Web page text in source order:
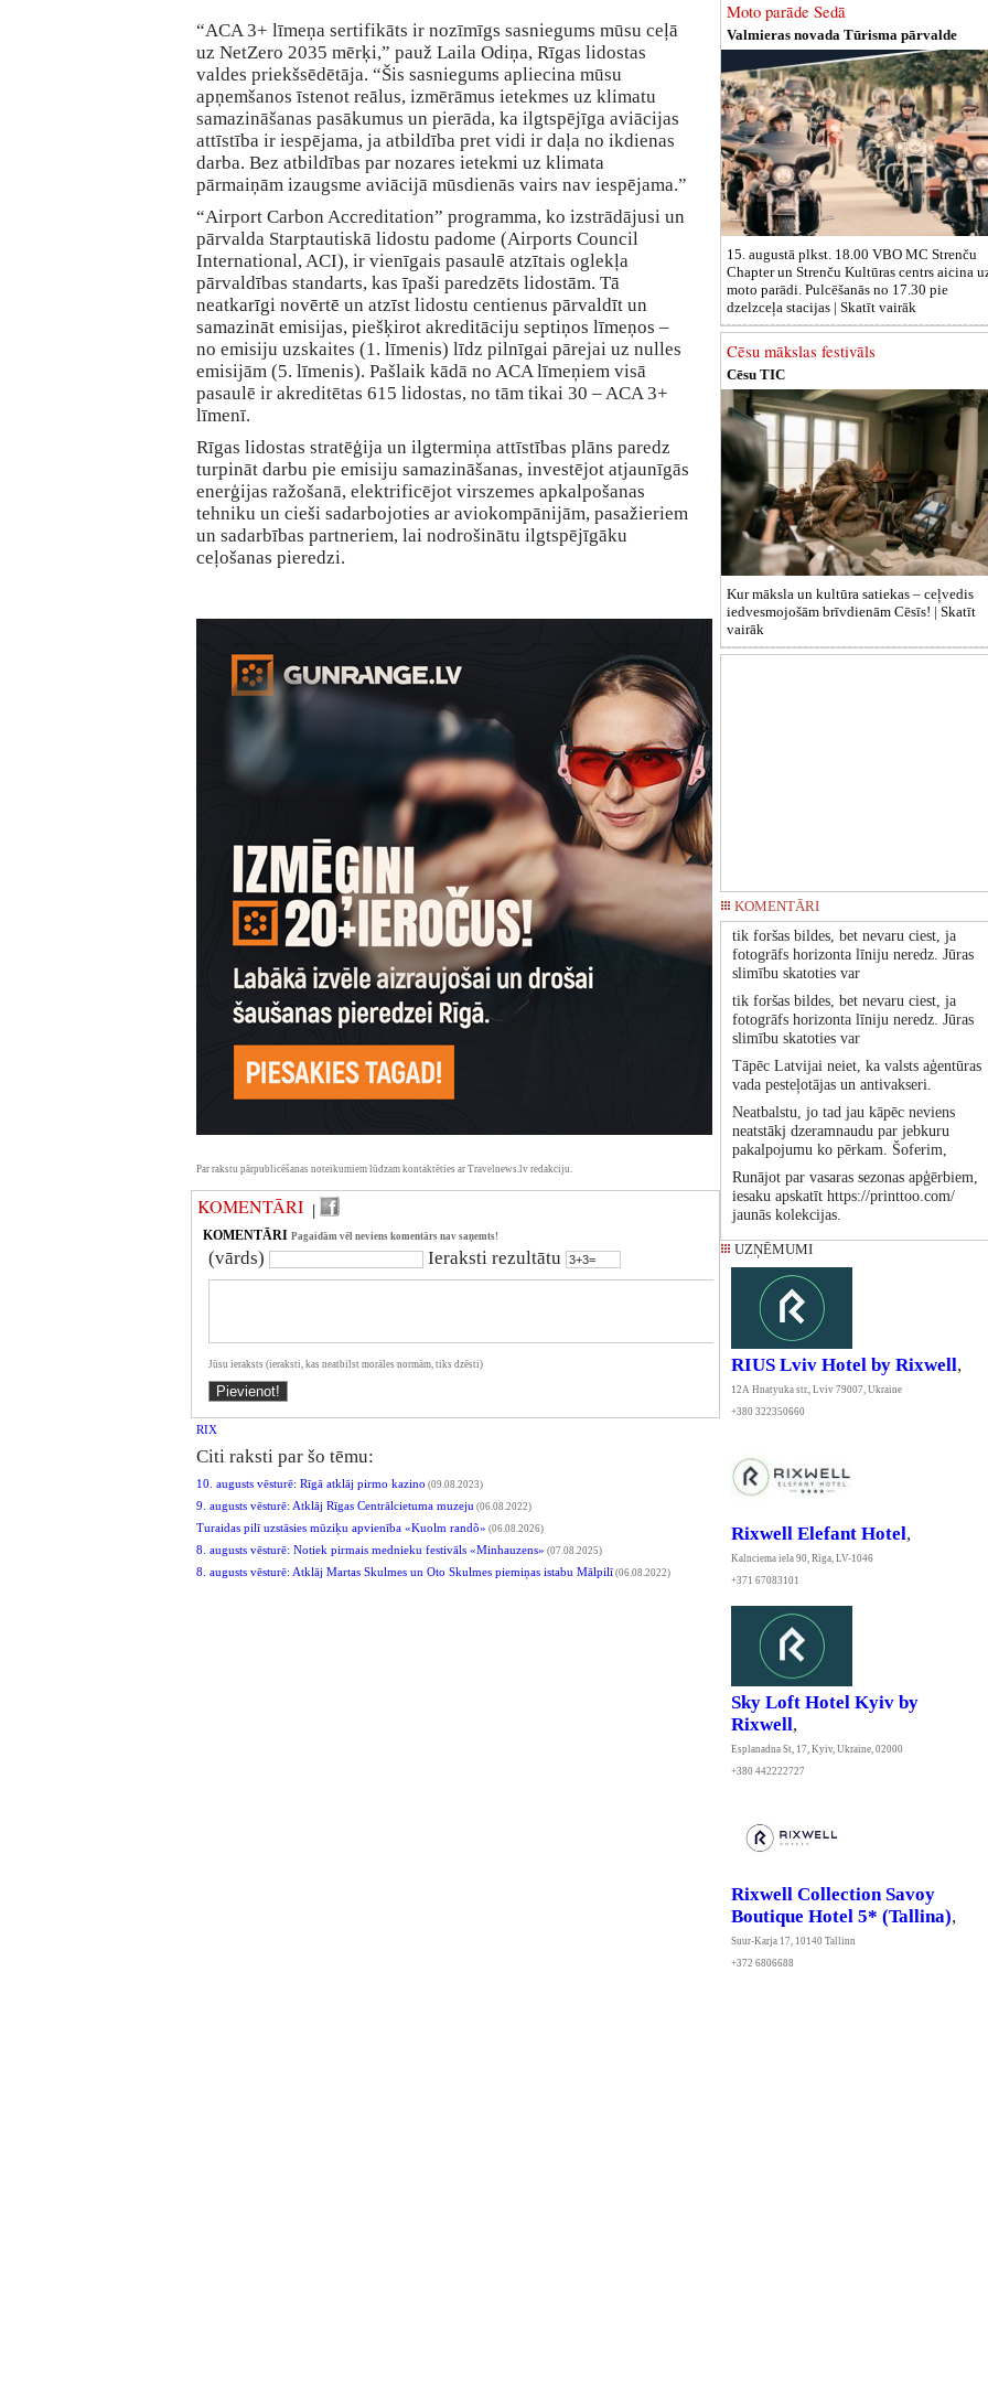
“ACA 3+ līmeņa sertifikāts ir nozīmīgs sasniegums mūsu ceļā
uz NetZero 2035 mērķi,” pauž Laila Odiņa, Rīgas lidostas
valdes priekšsēdētāja. “Šis sasniegums apliecina mūsu
apņemšanos īstenot reālus, izmērāmus ietekmes uz klimatu
samazināšanas pasākumus un pierāda, ka ilgtspējīga aviācijas
attīstība ir iespējama, ja atbildība pret vidi ir daļa no ikdienas
darba. Bez atbildības par nozares ietekmi uz klimata
pārmaiņām izaugsme aviācijā mūsdienās vairs nav iespējama.”
“Airport Carbon Accreditation” programma, ko izstrādājusi un
pārvalda Starptautiskā lidostu padome (Airports Council
International, ACI), ir vienīgais pasaulē atzītais oglekļa
pārvaldības standarts, kas īpaši paredzēts lidostām. Tā
neatkarīgi novērtē un atzīst lidostu centienus pārvaldīt un
samazināt emisijas, piešķirot akreditāciju septiņos līmeņos –
no emisiju uzskaites (1. līmenis) līdz pilnīgai pārejai uz nulles
emisijām (5. līmenis). Pašlaik kādā no ACA līmeņiem visā
pasaulē ir akreditētas 615 lidostas, no tām tikai 30 – ACA 3+
līmenī.
Rīgas lidostas stratēģija un ilgtermiņa attīstības plāns paredz
turpināt darbu pie emisiju samazināšanas, investējot atjaunīgās
enerģijas ražošanā, elektrificējot virszemes apkalpošanas
tehniku un cieši sadarbojoties ar aviokompānijām, pasažieriem
un sadarbības partneriem, lai nodrošinātu ilgtspējīgāku
ceļošanas pieredzi.
Par rakstu pārpublicēšanas noteikumiem lūdzam kontaktēties ar Travelnews.lv redakciju.
KOMENTĀRI |
KOMENTĀRI Pagaidām vēl neviens komentārs nav saņemts!
(vārds) Ieraksti rezultātu
Jūsu ieraksts (ieraksti, kas neatbilst morāles normām, tiks dzēsti)
RIX
Citi raksti par šo tēmu:
10. augusts vēsturē: Rīgā atklāj pirmo kazino (09.08.2023)
9. augusts vēsturē: Atklāj Rīgas Centrālcietuma muzeju (06.08.2022)
Turaidas pilī uzstāsies mūziķu apvienība «Kuolm randõ» (06.08.2026)
8. augusts vēsturē: Notiek pirmais mednieku festivāls «Minhauzens» (07.08.2025)
8. augusts vēsturē: Atklāj Martas Skulmes un Oto Skulmes piemiņas istabu Mālpilī(06.08.2022)
Moto parāde Sedā
Valmieras novada Tūrisma pārvalde
15. augustā plkst. 18.00 VBO MC Strenču
Chapter un Strenču Kultūras centrs aicina
moto parādi. Pulcēšanās no 17.30 pie
dzelzceļa stacijas | Skatīt vairāk
Cēsu mākslas festivāls
Cēsu TIC
Kur māksla un kultūra satiekas – ceļvedis
iedvesmojošām brīvdienām Cēsīs! | Skatīt
vairāk
KOMENTĀRI
tik foršas bildes, bet nevaru ciest, ja
fotogrāfs horizonta līniju neredz. Jūras
slimību skatoties var
tik foršas bildes, bet nevaru ciest, ja
fotogrāfs horizonta līniju neredz. Jūras
slimību skatoties var
Tāpēc Latvijai neiet, ka valsts aģentūras
vada pesteļotājas un antivakseri.
Neatbalstu, jo tad jau kāpēc neviens
neatstākj dzeramnaudu par jebkuru
pakalpojumu ko pērkam. Šoferim,
Runājot par vasaras sezonas apģērbiem,
iesaku apskatīt https://printtoo.com/
jaunās kolekcijas.
UZŅĒMUMI
RIUS Lviv Hotel by Rixwell,
12А Hnatyuka str., Lviv 79007, Ukraine
+380 322350660
Rixwell Elefant Hotel,
Kalnciema iela 90, Rīga, LV-1046
+371 67083101
Sky Loft Hotel Kyiv by
Rixwell,
Esplanadna St, 17, Kyiv, Ukraine, 02000
+380 442222727
Rixwell Collection Savoy
Boutique Hotel 5* (Tallina),
Suur-Karja 17, 10140 Tallinn
+372 6806688